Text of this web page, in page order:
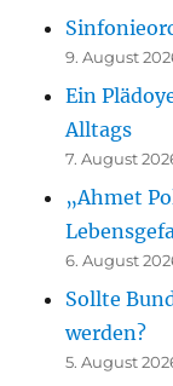
9. August
Ein
Alltags
7. August
„Ahmet
6. August
Sollte
werden?
5. August